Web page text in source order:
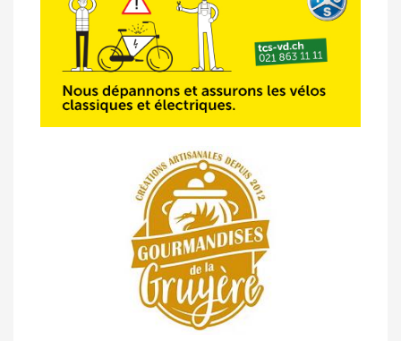
14/04 - Classement Route -
5e GP de
Semsales (TdC #2)